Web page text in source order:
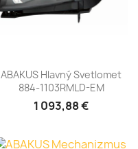
ABAKUS Hlavný Svetlomet
884-1103RMLD-EM
1 093,88 €